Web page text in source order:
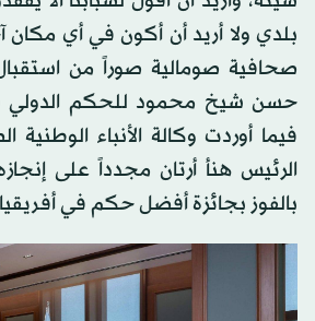
بلدي ولا أريد أن أكون في أي مكان
صحافية صومالية صوراً من
حسن شيخ محمود للحكم الدولي
فيما أوردت وكالة الأنباء الوطنية
الرئيس هنأ أرتان مجدداً على
بالفوز بجائزة أفضل حكم في أفريقيا